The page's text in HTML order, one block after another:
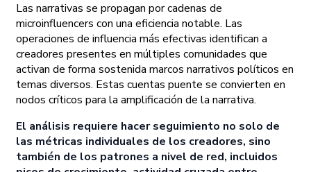
Las narrativas se propagan por cadenas de
microinfluencers con una eficiencia notable. Las
operaciones de influencia más efectivas identifican a
creadores presentes en múltiples comunidades que
activan de forma sostenida marcos narrativos políticos en
temas diversos. Estas cuentas puente se convierten en
nodos críticos para la amplificación de la narrativa.
El análisis requiere hacer seguimiento no solo de
las métricas individuales de los creadores, sino
también de los patrones a nivel de red, incluidos